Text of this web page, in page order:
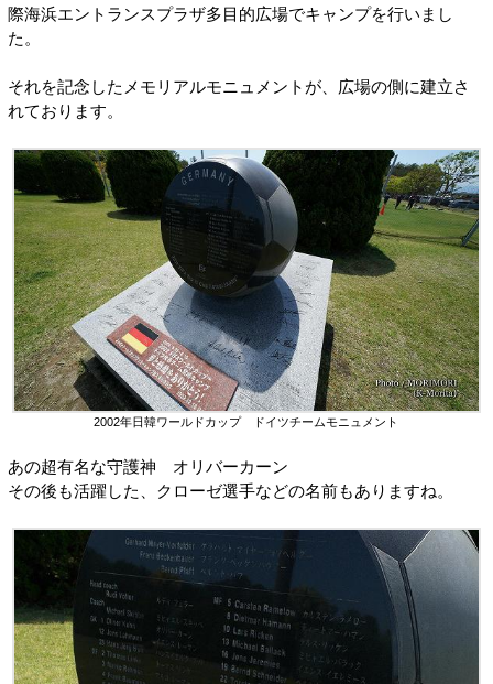
際海浜エントランスプラザ多目的広場でキャンプを行いまし
た。
それを記念したメモリアルモニュメントが、広場の側に建立さ
れております。
2002年日韓ワールドカップ ドイツチームモニュメント
あの超有名な守護神 オリバーカーン
その後も活躍した、クローゼ選手などの名前もありますね。